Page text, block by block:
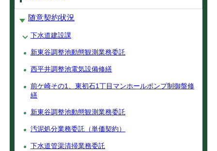
随意契約状況
下水道建設課
新東谷調整池動態観測業務委託
西平井調整池電気設備修繕
前ケ崎その1、東初石1丁目マンホールポンプ制御盤修
繕
新東谷調整池動態観測業務委託
汚泥処分業務委託（単価契約）
下水道管渠清掃業務委託